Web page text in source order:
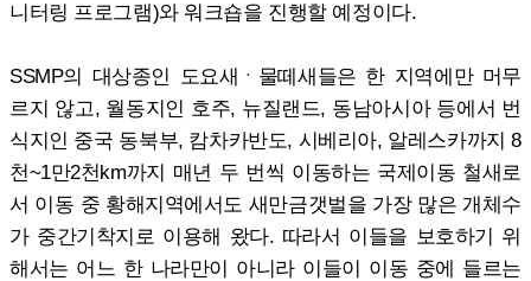
니터링 프로그램)와 워크숍을 진행할 예정이다.
SSMP의 대상종인 도요새ㆍ물떼새들은 한 지역에만 머무
르지 않고, 월동지인 호주, 뉴질랜드, 동남아시아 등에서 번
식지인 중국 동북부, 캄차카반도, 시베리아, 알레스카까지 8
천~1만2천km까지 매년 두 번씩 이동하는 국제이동 철새로
서 이동 중 황해지역에서도 새만금갯벌을 가장 많은 개체수
가 중간기착지로 이용해 왔다. 따라서 이들을 보호하기 위
해서는 어느 한 나라만이 아니라 이들이 이동 중에 들르는